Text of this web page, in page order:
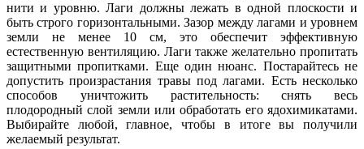
нити и уровню. Лаги должны лежать в одной плоскости и
быть строго горизонтальными. Зазор между лагами и уровнем
земли не менее 10 см, это обеспечит эффективную
естественную вентиляцию. Лаги также желательно пропитать
защитными пропитками. Еще один нюанс. Постарайтесь не
допустить произрастания травы под лагами. Есть несколько
способов уничтожить растительность: снять весь
плодородный слой земли или обработать его ядохимикатами.
Выбирайте любой, главное, чтобы в итоге вы получили
желаемый результат.